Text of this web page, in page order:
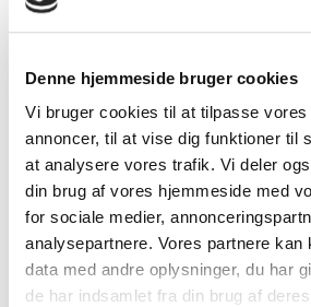
Denne hjemmeside bruger cookies
Vi bruger cookies til at tilpasse vores
annoncer, til at vise dig funktioner til
at analysere vores trafik. Vi deler
din brug af vores hjemmeside med
for sociale medier,
analysepartnere. Vores partnere kan
data med andre oplysninger, du har
de har indsamlet fra din brug af
virksomheder, der beskæftiger sig
muligheder for at skabe en unik
nopCommerce, som værktøj.
på de nyeste Microsoft-
kildekoden i hånden, som følge
open-source, er der nærmest frit
kreere nye softwareløsninger.
begrænsninger, som der ellers
platform-løsninger. Derfor giver